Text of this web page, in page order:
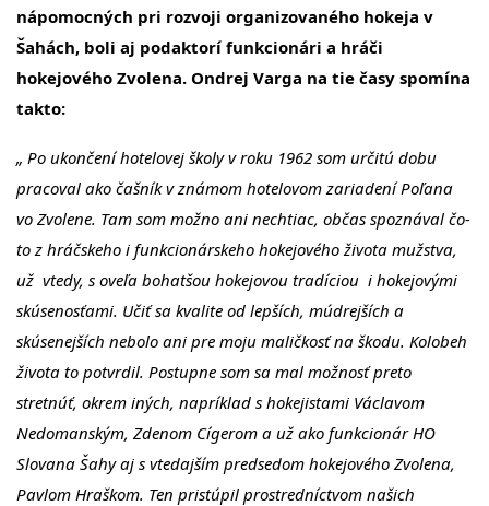
nápomocných pri rozvoji organizovaného hokeja v
Šahách, boli aj podaktorí funkcionári a hráči
hokejového Zvolena. Ondrej Varga na tie časy spomína
takto:
„ Po ukončení hotelovej školy v roku 1962 som určitú dobu
pracoval ako čašník v známom hotelovom zariadení Poľana
vo Zvolene. Tam som možno ani nechtiac, občas spoznával čo-
to z hráčskeho i funkcionárskeho hokejového života mužstva,
už vtedy, s oveľa bohatšou hokejovou tradíciou i hokejovými
skúsenosťami. Učiť sa kvalite od lepších, múdrejších a
skúsenejších nebolo ani pre moju maličkosť na škodu. Kolobeh
života to potvrdil. Postupne som sa mal možnosť preto
stretnúť, okrem iných, napríklad s hokejistami Václavom
Nedomanským, Zdenom Cígerom a už ako funkcionár HO
Slovana Šahy aj s vtedajším predsedom hokejového Zvolena,
Pavlom Hraškom. Ten pristúpil prostredníctvom našich